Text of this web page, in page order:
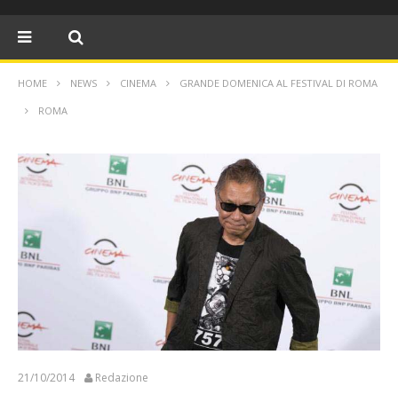
HOME NEWS CINEMA GRANDE DOMENICA AL FESTIVAL DI ROMA
ROMA
21/10/2014 Redazione